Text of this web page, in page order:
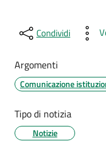
Condividi
Argomenti
Comunicazione
Tipo di notizia
Notizie